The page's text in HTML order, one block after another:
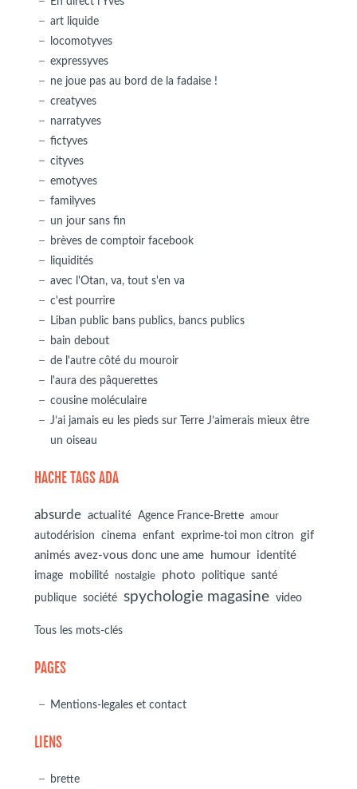
art liquide
locomotyves
expressyves
ne joue pas au bord de la fadaise !
creatyves
narratyves
fictyves
cityves
emotyves
familyves
un jour sans fin
brèves de comptoir facebook
liquidités
avec l'Otan, va, tout s'en va
c'est pourrire
Liban public bans publics, bancs publics
bain debout
de l'autre côté du mouroir
l'aura des pâquerettes
cousine moléculaire
J’ai jamais eu les pieds sur Terre J’aimerais mieux être
un oiseau
HACHE TAGS ADA
absurde actualité Agence France-Brette amour
autodérision cinema enfant exprime-toi mon citron
gif
animés avez-vous donc une ame
humour identité
image mobilité nostalgie photo politique
santé
publique
société spychologie magasine video
Tous les mots-clés
PAGES
Mentions-legales et contact
LIENS
brette